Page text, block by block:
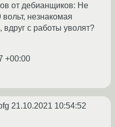
от дебианщиков: Не
вольт, незнакомая
вдруг с работы уволят?
+00:00
21.10.2021 10:54:52